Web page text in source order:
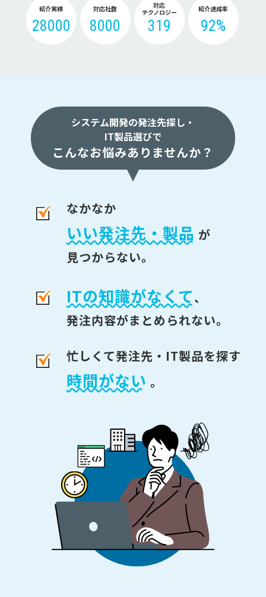
紹介実績
28000
対応社数
8000
対応
テクノロジー
319
紹介達成率
92%
システム開発の発注先探し・
IT製品選びで
こんなお悩みありませんか？
なかなか
いい発注先・製品 が
見つからない。
ITの知識がなくて、
発注内容がまとめられない。
忙しくて発注先・IT製品を探す
時間がない 。